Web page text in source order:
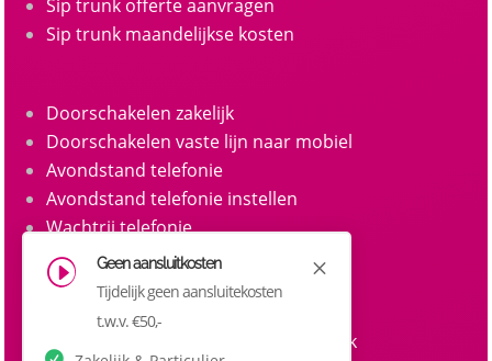
Sip trunk offerte aanvragen
Sip trunk maandelijkse kosten
Doorschakelen zakelijk
Doorschakelen vaste lijn naar mobiel
Avondstand telefonie
Avondstand telefonie instellen
Wachtrij telefonie
Call queue telefonie
Belgroepen
Belgroep instellen zakelijke telefonie
Doorkiesnummers aanvragen zakelijk
M
I Geen aansluitkosten
Tijdelijk geen aansluitekosten
t.w.v. €50,-